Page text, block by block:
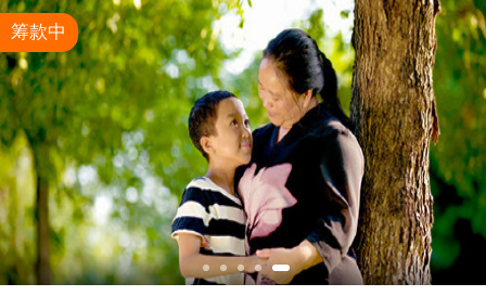
筹款中